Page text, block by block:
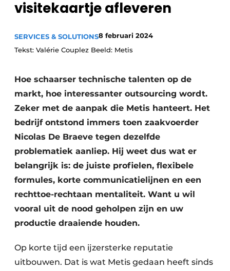
Privacy / Cookie statement
Vacatures
visitekaartje afleveren
SERVICES & SOLUTIONS8 februari 2024
Tekst: Valérie Couplez Beeld: Metis
Hoe schaarser technische talenten op de
markt, hoe interessanter outsourcing wordt.
Zeker met de aanpak die Metis hanteert. Het
bedrijf ontstond immers toen zaakvoerder
Nicolas De Braeve tegen dezelfde
problematiek aanliep. Hij weet dus wat er
belangrijk is: de juiste profielen, flexibele
formules, korte communicatielijnen en een
rechttoe-rechtaan mentaliteit. Want u wil
vooral uit de nood geholpen zijn en uw
productie draaiende houden.
Op korte tijd een ijzersterke reputatie
uitbouwen. Dat is wat Metis gedaan heeft sinds